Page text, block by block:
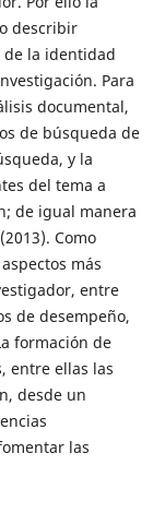
describir
la identidad
Para
documental,
de búsqueda de
y la
del tema a
de igual manera
Como
más
entre
de desempeño,
formación de
entre ellas las
desde un
las